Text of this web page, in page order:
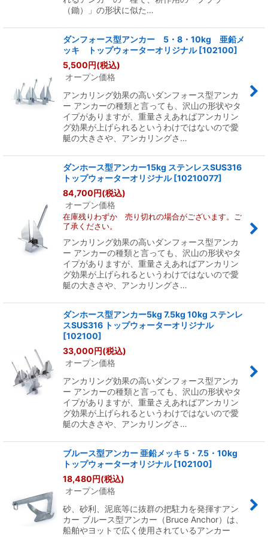
（鋤）」の形状に似た…
ダンフォース型アンカー 5・8・10kg 亜鉛メ
ッキ トップウォーターオリジナル [102100]
5,500円(税込)
オープン価格
アンカリング効果の高いダンフォース型アンカ
ー アンカーの種類と言っても、沢山の形状やタ
イプがありますが、重量さえあればアンカリン
グ効果が上げられるというわけではないので愛
艇の大きさや、アンカリングさ…
ダンホース型アンカー15kg ステンレスSUS316
トップウォーターオリジナル [10210077]
84,700円(税込)
オープン価格
在庫残りわずか 売り切れの場合がございます。ご
了承ください。
アンカリング効果の高いダンフォース型アンカ
ー アンカーの種類と言っても、沢山の形状やタ
イプがありますが、重量さえあればアンカリン
グ効果が上げられるというわけではないので愛
艇の大きさや、アンカリングさ…
ダンホース型アンカー5kg 7.5kg 10kg ステンレ
スSUS316 トップウォーターオリジナル
[102100]
33,000円(税込)
オープン価格
アンカリング効果の高いダンフォース型アンカ
ー アンカーの種類と言っても、沢山の形状やタ
イプがありますが、重量さえあればアンカリン
グ効果が上げられるというわけではないので愛
艇の大きさや、アンカリングさ…
ブルース型アンカー 亜鉛メッキ 5・7.5・10kg
トップウォーターオリジナル [102100]
18,480円(税込)
オープン価格
砂、砂利、泥底等に抜群の把駐力を発揮すアン
カー ブルース型アンカー（Bruce Anchor）は、
船舶やヨットで広く使用されているアンカー